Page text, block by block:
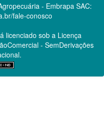
- Embrapa SAC:
fale-conosco
licenciado sob a Licença
- SemDerivações